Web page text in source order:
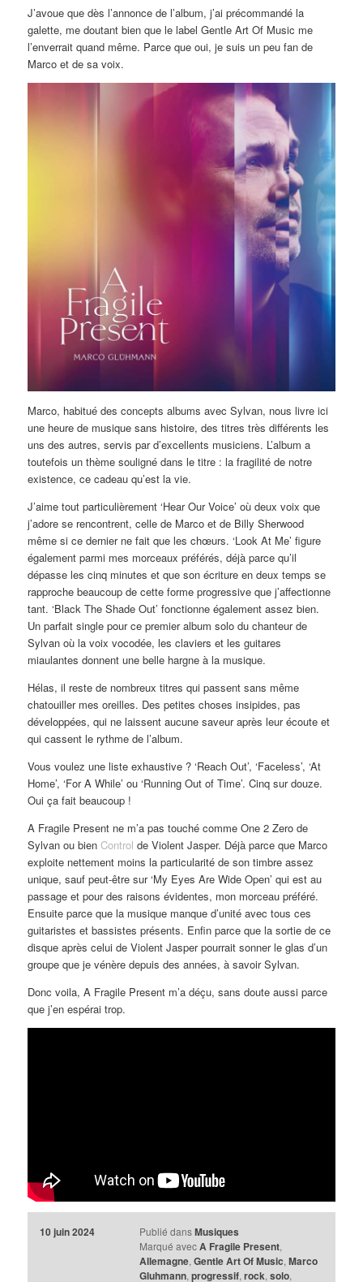
J’avoue que dès l’annonce de l’album, j’ai précommandé la
galette, me doutant bien que le label Gentle Art Of Music me
l’enverrait quand même. Parce que oui, je suis un peu fan de
Marco et de sa voix.
Marco, habitué des concepts albums avec Sylvan, nous livre ici
une heure de musique sans histoire, des titres très différents les
uns des autres, servis par d’excellents musiciens. L’album a
toutefois un thème souligné dans le titre : la fragilité de notre
existence, ce cadeau qu’est la vie.
J’aime tout particulièrement ‘Hear Our Voice’ où deux voix que
j’adore se rencontrent, celle de Marco et de Billy Sherwood
même si ce dernier ne fait que les chœurs. ‘Look At Me’ figure
également parmi mes morceaux préférés, déjà parce qu’il
dépasse les cinq minutes et que son écriture en deux temps se
rapproche beaucoup de cette forme progressive que j’affectionne
tant. ‘Black The Shade Out’ fonctionne également assez bien.
Un parfait single pour ce premier album solo du chanteur de
Sylvan où la voix vocodée, les claviers et les guitares
miaulantes donnent une belle hargne à la musique.
Hélas, il reste de nombreux titres qui passent sans même
chatouiller mes oreilles. Des petites choses insipides, pas
développées, qui ne laissent aucune saveur après leur écoute et
qui cassent le rythme de l’album.
Vous voulez une liste exhaustive ? ‘Reach Out’, ‘Faceless’, ‘At
Home’, ‘For A While’ ou ‘Running Out of Time’. Cinq sur douze.
Oui ça fait beaucoup !
A Fragile Present ne m’a pas touché comme One 2 Zero de
Sylvan ou bienControl de Violent Jasper. Déjà parce que Marco
exploite nettement moins la particularité de son timbre assez
unique, sauf peut-être sur ‘My Eyes Are Wide Open’ qui est au
passage et pour des raisons évidentes, mon morceau préféré.
Ensuite parce que la musique manque d’unité avec tous ces
guitaristes et bassistes présents. Enfin parce que la sortie de ce
disque après celui de Violent Jasper pourrait sonner le glas d’un
groupe que je vénère depuis des années, à savoir Sylvan.
Donc voila, A Fragile Present m’a déçu, sans doute aussi parce
que j’en espérai trop.
10 juin 2024 Publié dans Musiques
Marqué avec A Fragile Present,
Allemagne, Gentle Art Of Music, Marco
Gluhmann, progressif, rock, solo,